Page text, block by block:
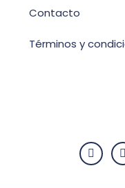
Contacto
Términos y